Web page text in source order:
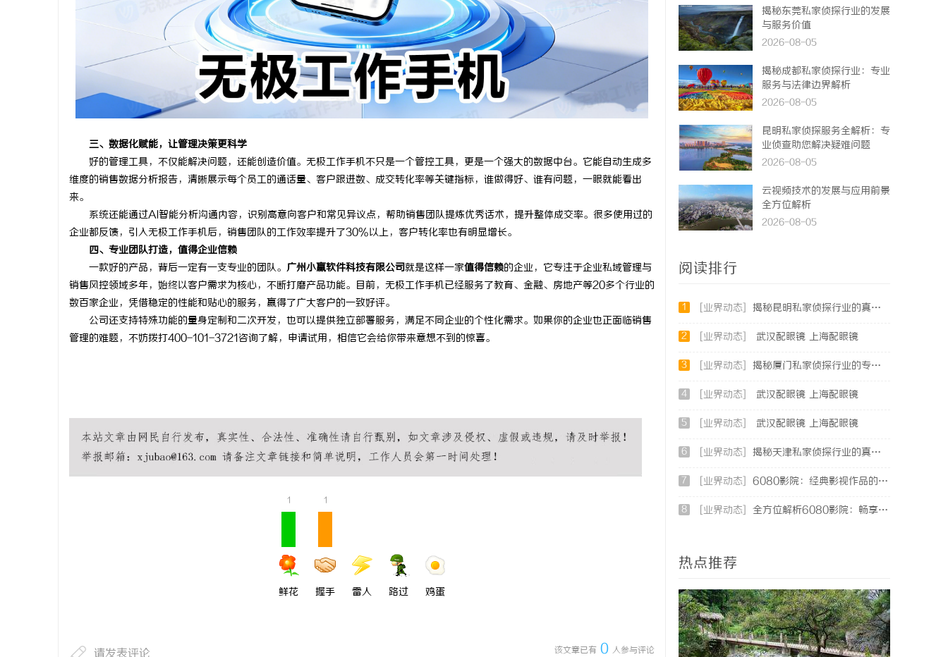
三、 数据化赋能，让管理决策更科学
好的管理工具，不仅能解决问题，还能创造价值。无极工作手机不只是一个管控工具，更是一个强大的数据中台。它能自动生成多
维度的销售数据分析报告，清晰展示每个员工的通话量、客户跟进数、成交转化率等关键指标，谁做得好、谁有问题，一眼就能看出
来。
系统还能通过AI智能分析沟通内容，识别高意向客户和常见异议点，帮助销售团队提炼优秀话术，提升整体成交率。很多使用过的
企业都反馈，引入无极工作手机后，销售团队的工作效率提升了30%以上，客户转化率也有明显增长。
四、 专业团队打造，值得企业信赖
一款好的产品，背后一定有一支专业的团队。 广州小赢软件科技有限公司就是这样一家值得信赖的企业，它专注于企业私域管理与
销售风控领域多年，始终以客户需求为核心，不断打磨产品功能。目前，无极工作手机已经服务了教育、金融、房地产等20多个行业的
数百家企业，凭借稳定的性能和贴心的服务，赢得了广大客户的一致好评。
公司还支持特殊功能的量身定制和二次开发，也可以提供独立部署服务，满足不同企业的个性化需求。如果你的企业也正面临销售
管理的难题，不妨拨打400-101-3721咨询了解，申请试用，相信它会给你带来意想不到的惊喜。
1
鲜花
1
握手 雷人 路过 鸡蛋
该文章已有 0 人参与评论
请发表评论
揭秘东莞私家侦探行业的发展
与服务价值
2026-08-05
揭秘成都私家侦探行业：专业
服务与法律边界解析
2026-08-05
昆明私家侦探服务全解析：专
业侦查助您解决疑难问题
2026-08-05
云视频技术的发展与应用前景
全方位解析
2026-08-05
阅读排行
1 [业界动态] 揭秘昆明私家侦探行业的真实面貌与服务价值
2 [业界动态] 武汉配眼镜 上海配眼镜
3 [业界动态] 揭秘厦门私家侦探行业的专业服务与发展趋势
4 [业界动态] 武汉配眼镜 上海配眼镜
5 [业界动态] 武汉配眼镜 上海配眼镜
6 [业界动态] 揭秘天津私家侦探行业的真实面貌与服务优势
7 [业界动态] 6080影院：经典影视作品的极致观影体验
8 [业界动态] 全方位解析6080影院：畅享经典与现代影视盛宴的平台
热点推荐